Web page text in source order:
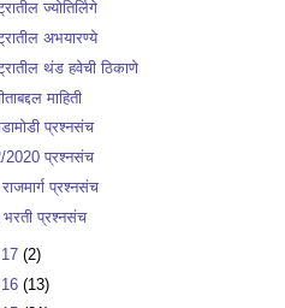
ज्योतिर्लिगे
अभयारण्ये
थंड हवेची ठिकाणे
माहिती
प्रश्नसंच
2020 प्रश्नसंच
प्रश्नसंच
भरती प्रश्नसंच
17(2)
16(13)